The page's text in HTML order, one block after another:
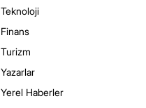
Teknoloji
Finans
Turizm
Yazarlar
Yerel Haberler